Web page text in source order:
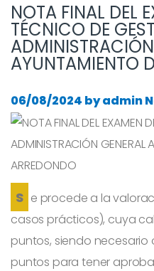
NOTA FINAL DEL
TÉCNICO DE
AYUNTAMIENTO
06/08/2024 byadmin
Se procede a la valoración de la nota final (test y
casos prácticos), cuya
puntos, siendo
puntos para tener